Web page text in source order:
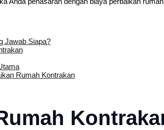
Jawab Siapa?
Rumah Kontrakan